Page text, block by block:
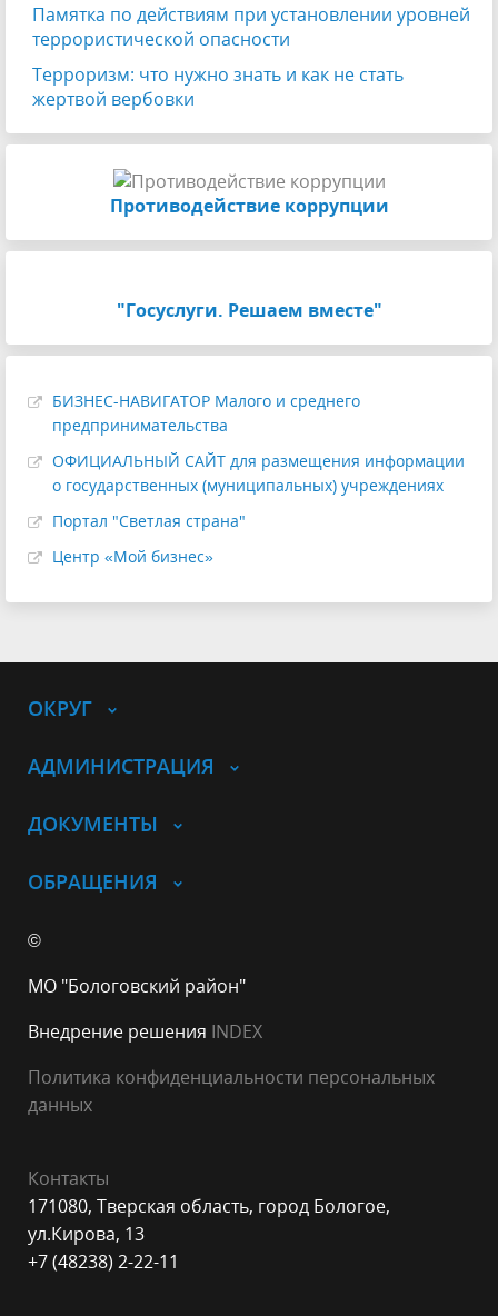
Памятка по действиям при установлении уровней
террористической опасности
Терроризм: что нужно знать и как не стать
жертвой вербовки
Противодействие коррупции
"Госуслуги. Решаем вместе"
БИЗНЕС-НАВИГАТОР Малого и среднего
предпринимательства
ОФИЦИАЛЬНЫЙ САЙТ для размещения информации
о государственных (муниципальных) учреждениях
Портал "Светлая страна"
Центр «Мой бизнес»
ОКРУГ
АДМИНИСТРАЦИЯ
ДОКУМЕНТЫ
ОБРАЩЕНИЯ
©
МО "Бологовский район"
Внедрение решения INDEX
Политика конфиденциальности персональных
данных
Контакты
171080, Тверская область, город Бологое,
ул.Кирова, 13
+7 (48238) 2-22-11